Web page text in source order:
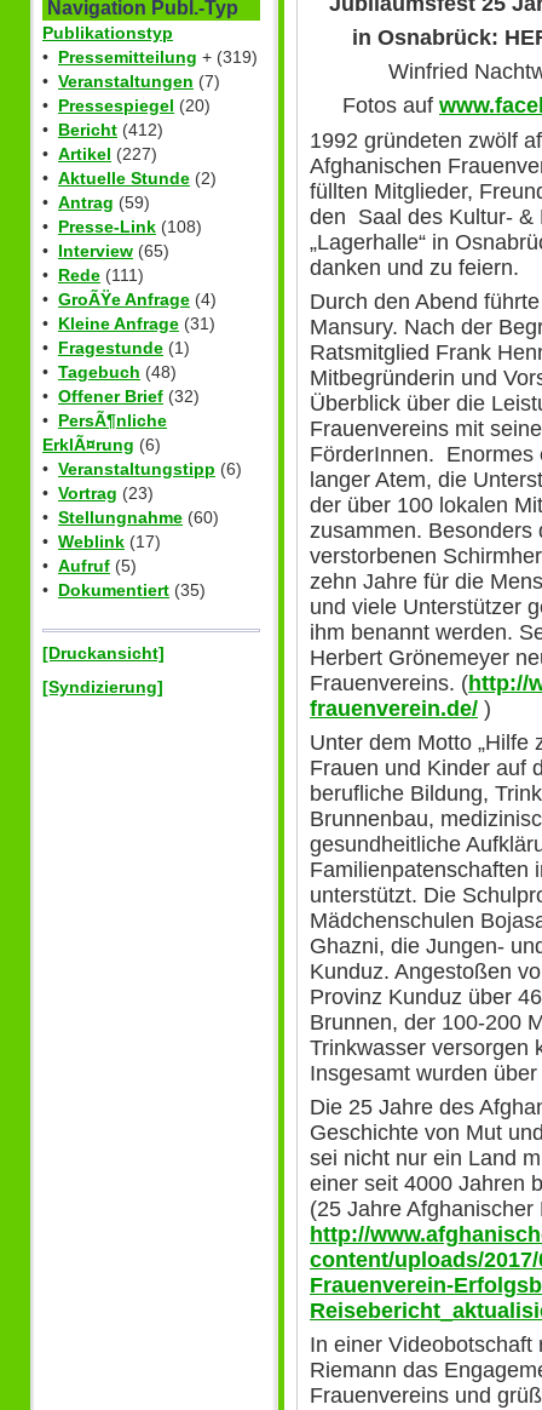
Navigation Publ.-Typ
Publikationstyp
• Pressemitteilung + (319)
• Veranstaltungen (7)
• Pressespiegel (20)
• Bericht (412)
• Artikel (227)
• Aktuelle Stunde (2)
• Antrag (59)
• Presse-Link (108)
• Interview (65)
• Rede (111)
• GroÃŸe Anfrage (4)
• Kleine Anfrage (31)
• Fragestunde (1)
• Tagebuch (48)
• Offener Brief (32)
• PersÃ¶nliche
ErklÃ¤rung (6)
• Veranstaltungstipp (6)
• Vortrag (23)
• Stellungnahme (60)
• Weblink (17)
• Aufruf (5)
• Dokumentiert (35)
[Druckansicht]
[Syndizierung]
in Osnabrück:
Winfried
Fotos auf
1992 gründeten zwölf
Afghanischen
füllten Mitglieder,
den Saal des Kultur- &
„Lagerhalle“ in
danken und zu feiern.
Durch den Abend
Mansury. Nach der
Ratsmitglied Frank
Mitbegründerin und
Überblick über die
Frauenvereins mit
FörderInnen. Enormes
langer Atem, die
der über 100 lokalen
zusammen. Besonders
verstorbenen
zehn Jahre für die
und viele Unterstützer
ihm benannt werden.
Herbert Grönemeyer
Frauenvereins. (http://
frauenverein.de/ )
Unter dem Motto „Hilfe
Frauen und Kinder auf
berufliche Bildung,
Brunnenbau,
gesundheitliche
Familienpatenschaften
unterstützt. Die
Mädchenschulen
Ghazni, die Jungen-
Kunduz. Angestoßen
Provinz Kunduz über
Brunnen, der 100-200
Trinkwasser versorgen
Insgesamt wurden
Die 25 Jahre des
Geschichte von Mut
sei nicht nur ein Land
einer seit 4000 Jahren
(25 Jahre
http://
content/uploads/
Frauenverein-
In einer
Riemann das
Frauenvereins und